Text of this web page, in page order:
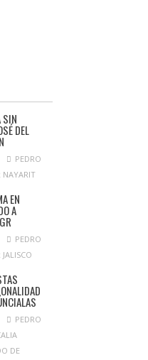
SIN
DEL
PEDRO
NAYARIT
EN
A
PEDRO
JALISCO
PEDRO
DE